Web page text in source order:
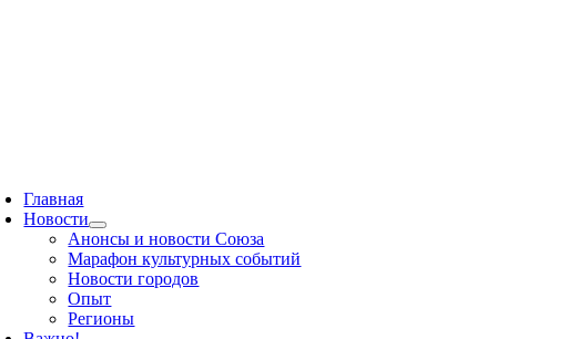
Главная
Новости
Анонсы и новости Союза
Марафон культурных событий
Новости городов
Опыт
Регионы